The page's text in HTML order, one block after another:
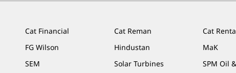
Cat Financial Cat Reman Cat
FG Wilson Hindustan MaK
SEM Solar Turbines SPM Oil